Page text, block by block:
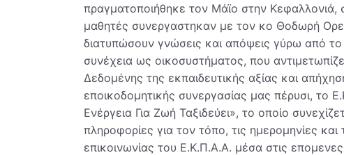
πραγματοποιήθηκε τον Μάϊο στην Κεφαλλονιά,
μαθητές συνεργαστηκαν με τον κο Θοδωρή
διατυπώσουν γνώσεις και απόψεις γύρω από
συνέχεια ως οικοσυστήματος, που
Δεδομένης της εκπαιδευτικής αξίας και
εποικοδομητικής συνεργασίας μας πέρυσι,
Ενέργεια Για Ζωή Ταξιδεύει», το οποίο
πληροφορίες για τον τόπο, τις ημερομηνίες
επικοινωνίας του Ε.Κ.Π.Α.Α. μέσα στις